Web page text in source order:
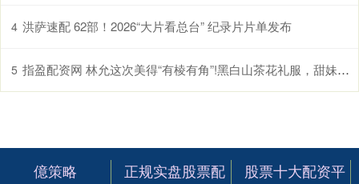
4 洪萨速配 62部！2026“大片看总台” 纪录片片单发布
5 指盈配资网 林允这次美得“有棱有角”!黑白山茶花礼服，甜妹秒变艺术缪斯
億策略
正规实盘股票配
股票十大配资平